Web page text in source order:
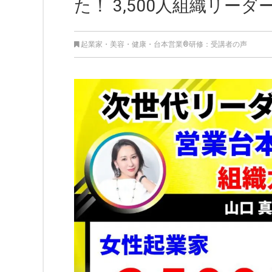
た！ 3,500人組織リーダ
起業家 ・ 美容・健康 ・ 台本営業®︎研修：受講者の声